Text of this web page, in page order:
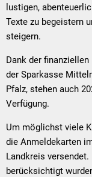
lustigen,
Texte zu begeistern
steigern.
Dank der
der Sparkasse
Pfalz, stehen auch
Verfügung.
Um möglichst viele
die Anmeldekarten
Landkreis
berücksichtigt